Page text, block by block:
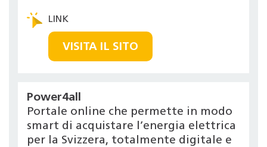
VISITA IL SITO
Power4all
Portale online che permette in modo
smart di acquistare l’energia elettrica
per la Svizzera, totalmente digitale e